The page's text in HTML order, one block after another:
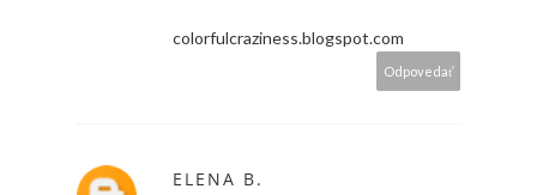
colorfulcraziness.blogspot.com
Odpovedať
ELENA B.